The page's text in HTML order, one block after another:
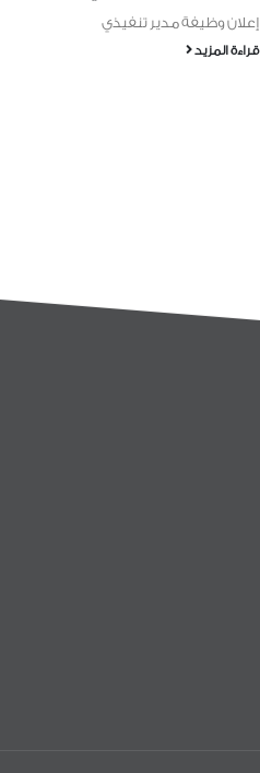
لحضور البرنامج التوعوي